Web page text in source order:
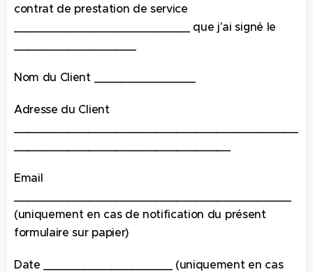
contrat de prestation de service
__________________________ que j'ai signé le
Nom du Client _______________
Adresse du Client
Email
(uniquement en cas de notification du présent
formulaire sur papier)
Date ___________________ (uniquement en cas